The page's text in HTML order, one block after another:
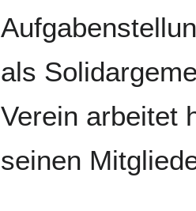
als
Verein arbeitet
seinen